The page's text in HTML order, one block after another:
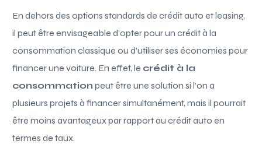
En dehors des options standards de crédit auto et leasing,
il peut être envisageable d’opter pour un crédit à la
consommation classique ou d’utiliser ses économies pour
financer une voiture. En effet, le crédit à la
consommation peut être une solution si l’on a
plusieurs projets à financer simultanément, mais il pourrait
être moins avantageux par rapport au crédit auto en
termes de taux.